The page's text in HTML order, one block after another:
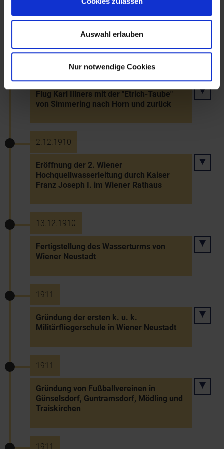
Auswahl erlauben
Nur notwendige Cookies
Kaiserflugtag in Wiener Neustadt mit
Besuch Franz Josephs I.
10.10.1910
Flug Karl Illners mit der "Etrich-Taube"
von Simmering nach Horn und zurück
2.12.1910
Eröffnung der 2. Wiener
Hochquellwasserleitung durch Kaiser
Franz Joseph I. im Wiener Rathaus
13.12.1910
Fertigstellung des Wasserturms von
Wiener Neustadt
1911
Gründung der ersten k. u. k.
Militärfliegerschule in Wiener Neustadt
1911
Gründung von Fußballvereinen in
Günselsdorf, Guntramsdorf, Mödling und
Traiskirchen
1911